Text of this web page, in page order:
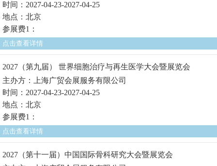
时间：2027-04-23-2027-04-25
地点：北京
参展费1：
点击查看详情
2027（第九届） 世界细胞治疗与再生医学大会暨展览会
主办方：上海广贸会展服务有限公司
时间：2027-04-23-2027-04-25
地点：北京
参展费1：
点击查看详情
2027（第十一届）中国国际骨科研究大会暨展览会